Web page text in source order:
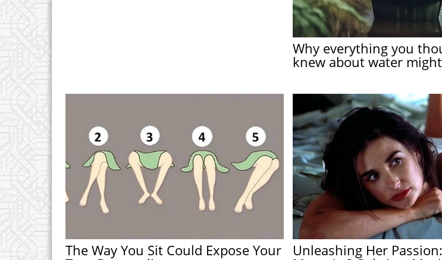
Why everything you
knew about water
The Way You Sit Could Expose Your Unleashing Her